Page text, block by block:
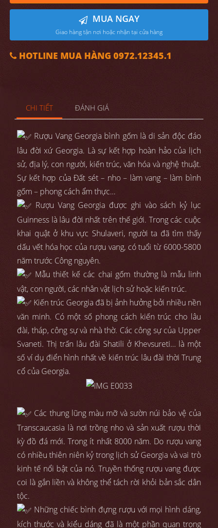
MUA NGAY
Giao hàng tận nơi hoặc nhận tại cửa hàng
HOTLINE MUA HÀNG 0972.12345.1
CHI TIẾT ĐÁNH GIÁ
Rượu Vang Georgia bình gốm là di sản độc đáo
lâu đời xứ Georgia. Là sự kết hợp hoàn hảo của lịch
sử, địa lý, con người, kiến trúc, văn hóa và nghệ thuật.
Sự kết hợp của Đất sét – nho – làm vang – làm bình
gốm – phong cách ẩm thực…
Rượu Vang Georgia được ghi vào sách kỷ lục
Guinness là lâu đời nhất trên thế giới. Trong các cuộc
khai quật ở khu vực Shulaveri, người ta đã tìm thấy
dấu vết hóa học của rượu vang, có tuổi từ 6000-5800
năm trước Công nguyên.
Mẫu thiết kế các chai gốm thường là mẫu linh
vật, con người, các nhân vật lịch sử hoặc kiến trúc.
Kiến trúc Georgia đã bị ảnh hưởng bởi nhiều nền
văn minh. Có một số phong cách kiến trúc cho lâu
đài, tháp, công sự và nhà thờ. Các công sự của Upper
Svaneti. Thị trấn lâu đài Shatili ở Khevsureti… là một
số ví dụ điển hình nhất về kiến trúc lâu đài thời Trung
cổ của Georgia.
Các thung lũng màu mỡ và sườn núi bảo vệ của
Transcaucasia là nơi trồng nho và sản xuất rượu thời
kỳ đồ đá mới. Trong ít nhất 8000 năm. Do rượu vang
có nhiều thiên niên kỷ trong lịch sử Georgia và vai trò
kinh tế nổi bật của nó. Truyền thống rượu vang được
coi là gắn liền và không thể tách rời khỏi bản sắc dân
tộc.
Những chiếc bình đựng rượu với mọi hình dáng,
kích thước và kiểu dáng đã là một phần quan trọng